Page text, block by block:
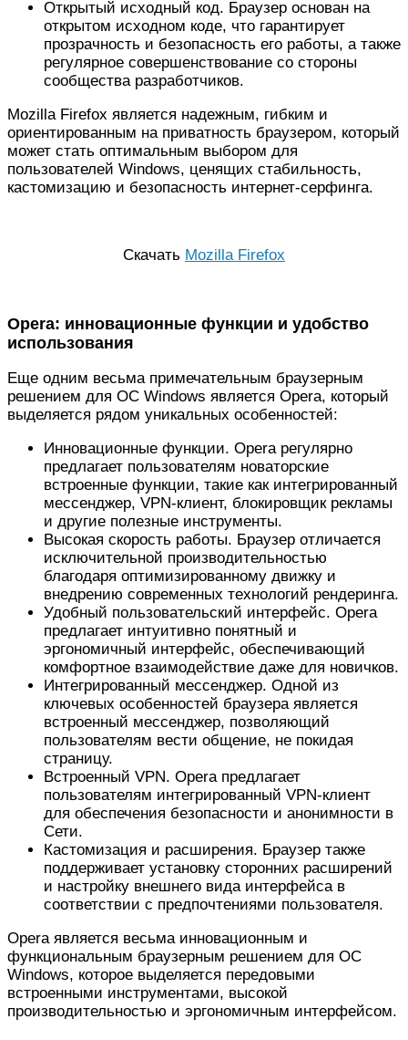
Открытый исходный код. Браузер основан на
открытом исходном коде, что гарантирует
прозрачность и безопасность его работы, а также
регулярное совершенствование со стороны
сообщества разработчиков.
Mozilla Firefox является надежным, гибким и
ориентированным на приватность браузером, который
может стать оптимальным выбором для
пользователей Windows, ценящих стабильность,
кастомизацию и безопасность интернет-серфинга.
Скачать Mozilla Firefox
Opera: инновационные функции и удобство
использования
Еще одним весьма примечательным браузерным
решением для ОС Windows является Opera, который
выделяется рядом уникальных особенностей:
Инновационные функции. Opera регулярно
предлагает пользователям новаторские
встроенные функции, такие как интегрированный
мессенджер, VPN-клиент, блокировщик рекламы
и другие полезные инструменты.
Высокая скорость работы. Браузер отличается
исключительной производительностью
благодаря оптимизированному движку и
внедрению современных технологий рендеринга.
Удобный пользовательский интерфейс. Opera
предлагает интуитивно понятный и
эргономичный интерфейс, обеспечивающий
комфортное взаимодействие даже для новичков.
Интегрированный мессенджер. Одной из
ключевых особенностей браузера является
встроенный мессенджер, позволяющий
пользователям вести общение, не покидая
страницу.
Встроенный VPN. Opera предлагает
пользователям интегрированный VPN-клиент
для обеспечения безопасности и анонимности в
Сети.
Кастомизация и расширения. Браузер также
поддерживает установку сторонних расширений
и настройку внешнего вида интерфейса в
соответствии с предпочтениями пользователя.
Opera является весьма инновационным и
функциональным браузерным решением для ОС
Windows, которое выделяется передовыми
встроенными инструментами, высокой
производительностью и эргономичным интерфейсом.